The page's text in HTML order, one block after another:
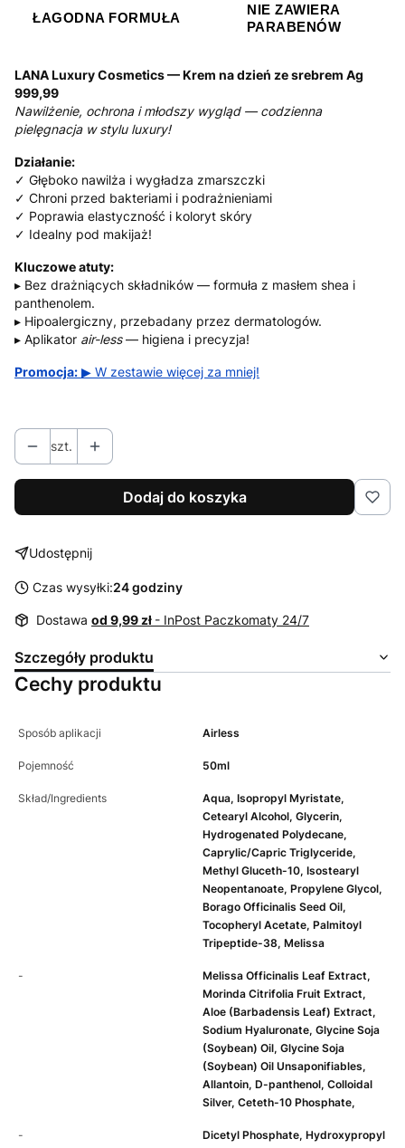
ŁAGODNA FORMUŁA
NIE ZAWIERA
PARABENÓW
LANA Luxury Cosmetics — Krem na dzień ze srebrem Ag
999,99
Nawilżenie, ochrona i młodszy wygląd — codzienna
pielęgnacja w stylu luxury!
Działanie:
✓ Głęboko nawilża i wygładza zmarszczki
✓ Chroni przed bakteriami i podrażnieniami
✓ Poprawia elastyczność i koloryt skóry
✓ Idealny pod makijaż!
Kluczowe atuty:
▸ Bez drażniących składników — formuła z masłem shea i
panthenolem.
▸ Hipoalergiczny, przebadany przez dermatologów.
▸ Aplikator air-less— higiena i precyzja!
Promocja: ▶ W zestawie więcej za mniej!
szt.
Dodaj do koszyka
Udostępnij
Czas wysyłki:24 godziny
Dostawa od 9,99 zł - InPost Paczkomaty 24/7
Szczegóły produktu
Cechy produktu
Sposób aplikacji Airless
Pojemność 50ml
Skład/Ingredients
Aqua, Isopropyl Myristate,
Cetearyl Alcohol, Glycerin,
Hydrogenated Polydecane,
Caprylic/Capric Triglyceride,
Methyl Gluceth-10, Isostearyl
Neopentanoate, Propylene Glycol,
Borago Officinalis Seed Oil,
Tocopheryl Acetate, Palmitoyl
Tripeptide-38, Melissa
-
Melissa Officinalis Leaf Extract,
Morinda Citrifolia Fruit Extract,
Aloe (Barbadensis Leaf) Extract,
Sodium Hyaluronate, Glycine Soja
(Soybean) Oil, Glycine Soja
(Soybean) Oil Unsaponifiables,
Allantoin, D-panthenol, Colloidal
Silver, Ceteth-10 Phosphate,
-
Dicetyl Phosphate, Hydroxypropyl